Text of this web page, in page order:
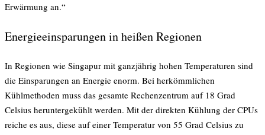
Erwärmung an.“
Energieeinsparungen in heißen Regionen
In Regionen wie Singapur mit ganzjährig hohen Temperaturen sind
die Einsparungen an Energie enorm. Bei herkömmlichen
Kühlmethoden muss das gesamte Rechenzentrum auf 18 Grad
Celsius heruntergekühlt werden. Mit der direkten Kühlung der CPUs
reiche es aus, diese auf einer Temperatur von 55 Grad Celsius zu